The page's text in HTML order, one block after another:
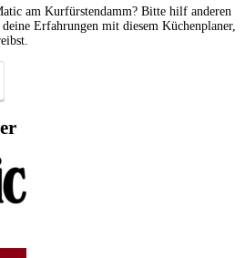
am Kurfürstendamm? Bitte hilf anderen
Erfahrungen mit diesem Küchenplaner,